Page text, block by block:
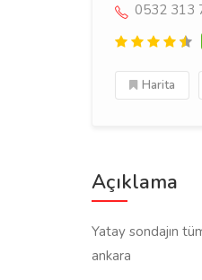
0532 313
Harita
Açıklama
Yatay sondajın
ankara